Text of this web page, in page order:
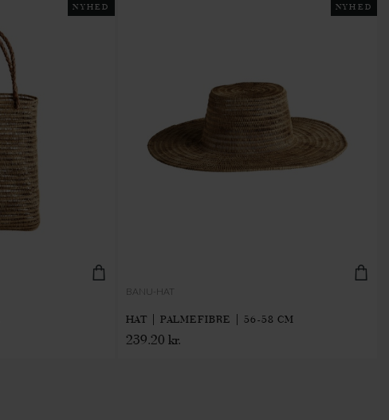
NYHED NYHED
BANU-HAT
HAT | PALMEFIBRE | 56-58 CM
239.20 kr.